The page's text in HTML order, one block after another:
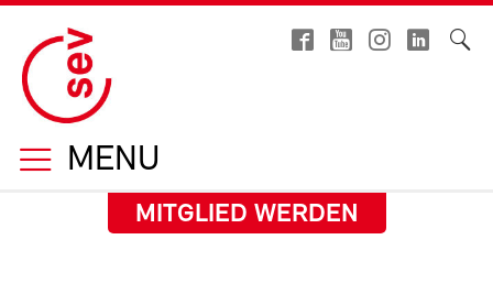
MENU
MITGLIED WERDEN